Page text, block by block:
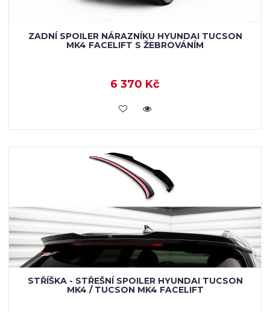
ZADNÍ SPOILER NÁRAZNÍKU HYUNDAI TUCSON
MK4 FACELIFT S ŽEBROVÁNÍM
6 370 Kč
KOUPIT
STŘÍŠKA - STŘEŠNÍ SPOILER HYUNDAI TUCSON
MK4 / TUCSON MK4 FACELIFT